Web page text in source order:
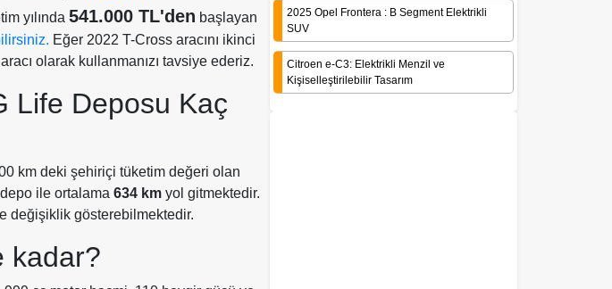
yılında 541.000 TL'den başlayan
Eğer 2022 T-Cross aracını ikinci
olarak kullanmanızı tavsiye ederiz.
Life Deposu Kaç
km deki şehiriçi tüketim değeri olan
ile ortalama 634 km yol gitmektedir.
değişiklik gösterebilmektedir.
kadar?
2025 Opel Frontera : B Segment Elektrikli
SUV
Citroen e-C3: Elektrikli Menzil ve
Kişiselleştirilebilir Tasarım